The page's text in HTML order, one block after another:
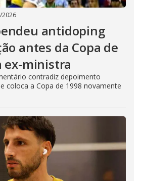
2026
antidoping
antes da Copa de
ex-ministra
contradiz depoimento
coloca a Copa de 1998 novamente